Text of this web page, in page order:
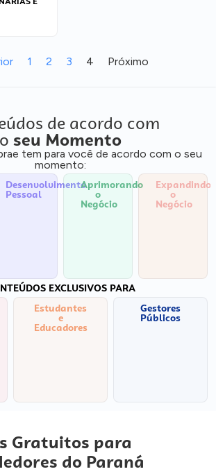
1 2 3 4 Próximo
de acordo com
o seu Momento
tem para você de acordo com o seu
momento:
Desenvolvimento
Pessoal
Aprimorando
o
Negócio
Expandindo
o
Negócio
EXCLUSIVOS PARA
Estudantes
e
Educadores
Gestores
Públicos
Gratuitos para
do Paraná